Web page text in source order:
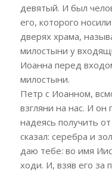
девятый. И был
его, которого
дверях храма,
милостыни у
Иоанна перед
милостыни.
Петр с Иоанном,
взгляни на нас. И он
надеясь получить
сказал: серебра и
даю тебе: во имя
ходи. И, взяв его за